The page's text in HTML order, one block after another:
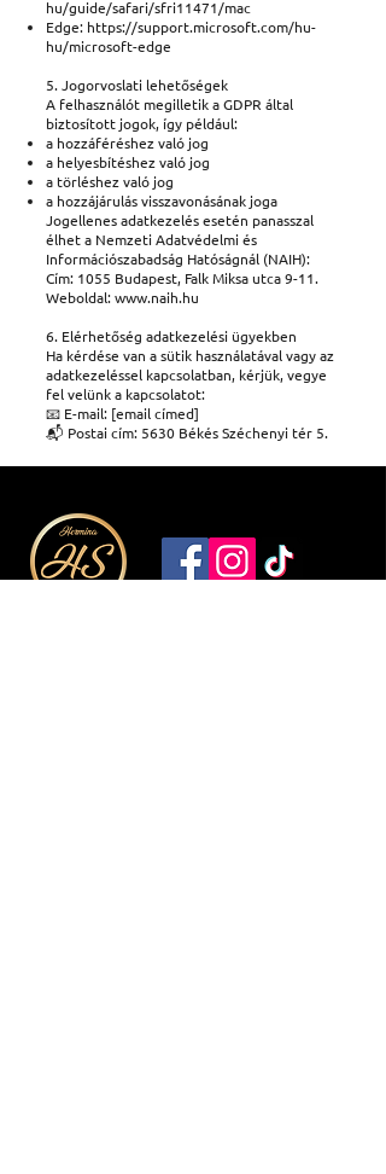
hu/guide/safari/sfri11471/mac
Edge: https://support.microsoft.com/hu-
hu/microsoft-edge
5. Jogorvoslati lehetőségek
A felhasználót megilletik a GDPR által
biztosított jogok, így például:
a hozzáféréshez való jog
a helyesbítéshez való jog
a törléshez való jog
a hozzájárulás visszavonásának joga
Jogellenes adatkezelés esetén panasszal
élhet a Nemzeti Adatvédelmi és
Információszabadság Hatóságnál (NAIH):
Cím: 1055 Budapest, Falk Miksa utca 9-11.
Weboldal: www.naih.hu
6. Elérhetőség adatkezelési ügyekben
Ha kérdése van a sütik használatával vagy az
adatkezeléssel kapcsolatban, kérjük, vegye
fel velünk a kapcsolatot:
📧 E-mail: [email címed]
📬 Postai cím: 5630 Békés Széchenyi tér 5.